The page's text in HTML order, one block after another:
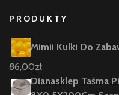
PRODUKTY
Mimii Kulki Do
86,00zł
Dianasklep Taśma